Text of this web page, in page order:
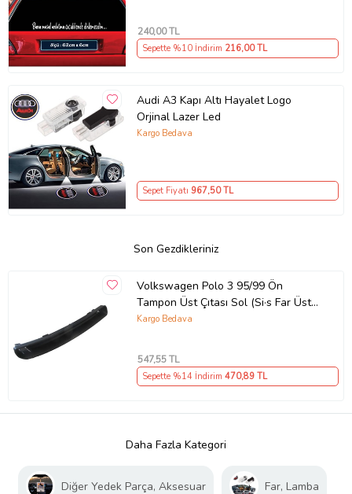
240,00 TL
Sepette %10 İndirim 216,00 TL
Audi A3 Kapı Altı Hayalet Logo
Orjinal Lazer Led
Kargo Bedava
Sepet Fiyatı 967,50 TL
Son Gezdikleriniz
Volkswagen Polo 3 95/99 Ön
Tampon Üst Çıtası Sol (Si·s Far Üst
Kaşı)
Kargo Bedava
547,55 TL
Sepette %14 İndirim 470,89 TL
Daha Fazla Kategori
Diğer Yedek Parça, Aksesuar Far, Lamba